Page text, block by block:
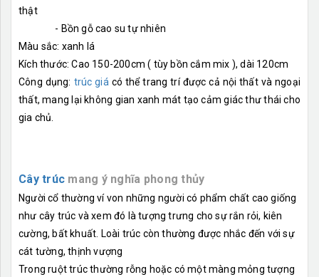
thật
- Bồn gỗ cao su tự nhiên
Màu sắc: xanh lá
Kích thước: Cao 150-200cm ( tùy bồn cắm mix ), dài 120cm
Công dụng: trúc giá có thể trang trí được cả nội thất và ngoại
thất, mang lại không gian xanh mát tạo cảm giác thư thái cho
gia chủ.
Cây trúc mang ý nghĩa phong thủy
Người cổ thường ví von những người có phẩm chất cao giống
như cây trúc và xem đó là tượng trưng cho sự rắn rỏi, kiên
cường, bất khuất. Loài trúc còn thường được nhắc đến với sự
cát tường, thịnh vượng
Trong ruột trúc thường rỗng hoặc có một màng mỏng tượng